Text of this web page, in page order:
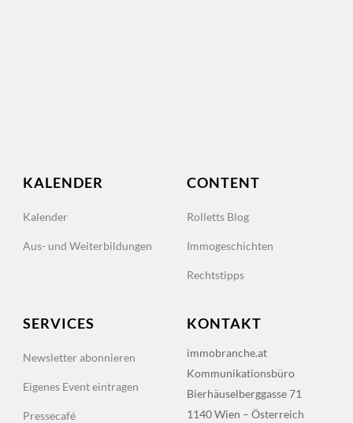
KALENDER
Kalender
Aus- und Weiterbildungen
CONTENT
Rolletts Blog
Immogeschichten
Rechtstipps
SERVICES
Newsletter abonnieren
Eigenes Event eintragen
Pressecafé
KONTAKT
immobranche.at
Kommunikationsbüro
Bierhäuselberggasse 71
1140 Wien – Österreich